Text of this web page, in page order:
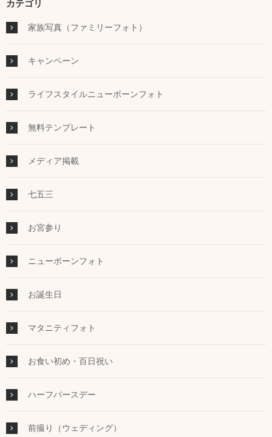
カテゴリ
家族写真（ファミリーフォト）
キャンペーン
ライフスタイルニューボーンフォト
無料テンプレート
メディア掲載
七五三
お宮参り
ニューボーンフォト
お誕生日
マタニティフォト
お食い初め・百日祝い
ハーフバースデー
前撮り（ウェディング）